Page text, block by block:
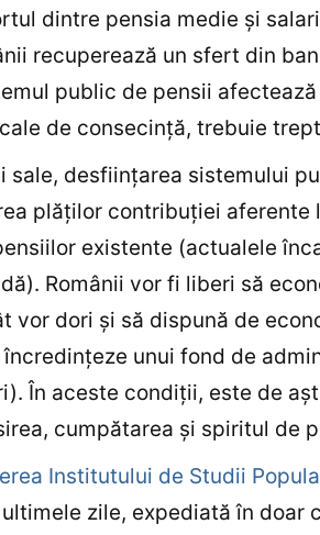
dintre pensia medie şi
recuperează un sfert din
public de pensii
de consecinţă, trebuie
sale, desfiinţarea sistemului
plăţilor contribuţiei aferente
existente (actualele
Românii vor fi liberi să
vor dori şi să dispună de
unui fond de
În aceste condiţii, este de
cumpătarea şi spiritul de
Institutului de Studii
zile, expediată în doar